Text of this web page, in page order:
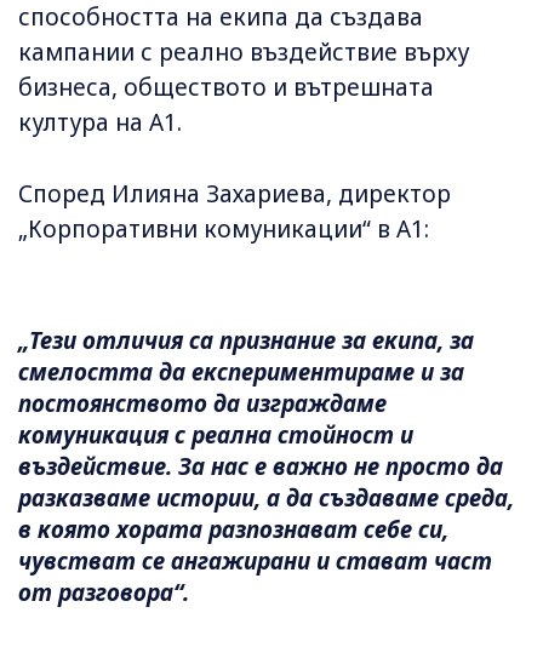
способността на екипа да създава
кампании с реално въздействие върху
бизнеса, обществото и вътрешната
култура на А1.
Според Илияна Захариева, директор
„Корпоративни комуникации“ в А1:
„Тези отличия са признание за екипа, за
смелостта да експериментираме и за
постоянството да изграждаме
комуникация с реална стойност и
въздействие. За нас е важно не просто да
разказваме истории, а да създаваме среда,
в която хората разпознават себе си,
чувстват се ангажирани и стават част
от разговора“.